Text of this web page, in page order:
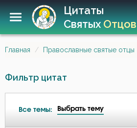
Цитаты
СвятыхОтцов
Главная Православные святые отцы
Фильтр цитат
Все темы: Выбрать тему